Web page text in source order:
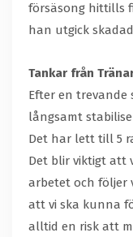
försäsong hittills
han utgick
Tankar från
Efter en trevande
långsamt
Det har lett till 5
Det blir viktigt att
arbetet och följer
att vi ska kunna
alltid en risk att